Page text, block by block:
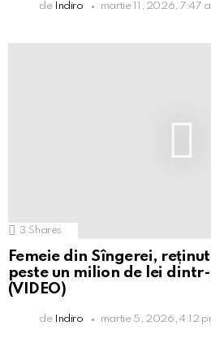
de Indiro martie 11, 2026, 7:47
3 Shares
Femeie din Sîngerei,
peste un milion de lei
(VIDEO)
de Indiro martie 5, 2026, 4:12